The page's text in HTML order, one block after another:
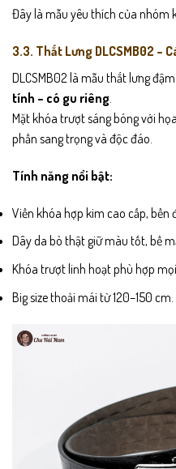
Đây là mẫu yêu thích của nhóm
3.3. Thắt Lưng DLCSMB02 –
DLCSMB02 là mẫu thắt lưng
tính – có gu riêng.
Mặt khóa trượt sáng bóng với
phần sang trọng và độc đáo.
Tính năng nổi bật:
Viền khóa hợp kim cao cấp, bền
Dây da bò thật giữ màu tốt, bề
Khóa trượt linh hoạt phù hợp
Big size thoải mái từ 120–150 cm.